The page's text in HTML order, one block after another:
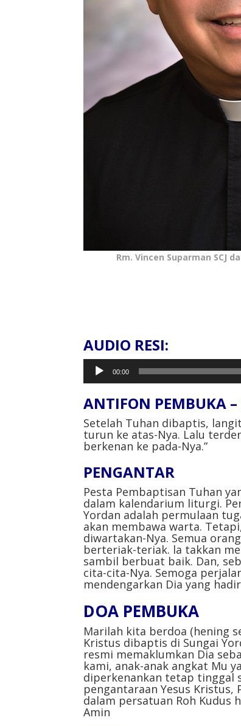
Rm. Vincen Suparman SCJ
AUDIO RESI:
Pemutar
Audio
00:00
ANTIFON PEMBUKA
Setelah Tuhan dibaptis,
turun ke atas-Nya. Lalu
berkenan ke pada-Nya.”⁣
PENGANTAR⁣
Pesta Pembaptisan Tuhan
dalam kalendarium liturgi.
Yordan adalah permulaan
akan membawa warta.
diwartakan-Nya. Semua
berteriak-teriak. la takkan
sambil berbuat baik. Dan,
cita-cita-Nya. Semoga
mendengarkan Dia yang
DOA PEMBUKA⁣
Marilah kita berdoa (hening
Kristus dibaptis di Sungai
resmi memaklumkan Dia
kami, anak-anak angkat Mu
diperkenankan tetap tinggal
pengantaraan Yesus Kristus,
dalam persatuan Roh Kudus
Amin⁣